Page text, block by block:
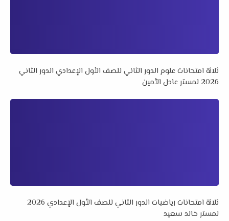
ثلاثة امتحانات علوم الدور الثاني للصف الأول الإعدادي الدور الثاني
2026 لمستر عادل الأمين
ثلاثة امتحانات رياضيات الدور الثاني للصف الأول الإعدادي 2026
لمستر خالد سعيد